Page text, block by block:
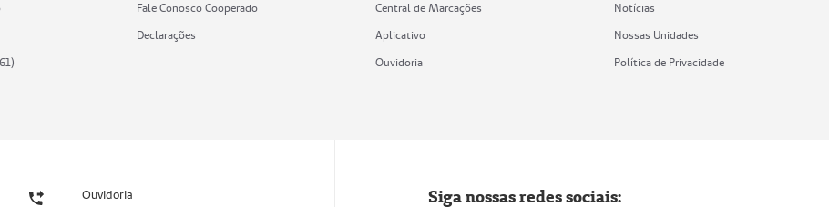
Fale Conosco Cooperado
Declarações
Central de Marcações
Aplicativo
Ouvidoria
Notícias
Nossas Unidades
Política de Privacidade
Ouvidoria Siga nossas redes sociais: